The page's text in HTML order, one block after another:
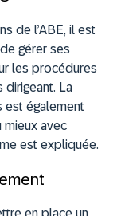
de l’ABE, il est
gérer ses
les procédures
La
également
mieux avec
est expliquée.
en place un